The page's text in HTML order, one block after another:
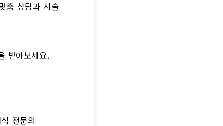
춤 상담과 시술
받아보세요.